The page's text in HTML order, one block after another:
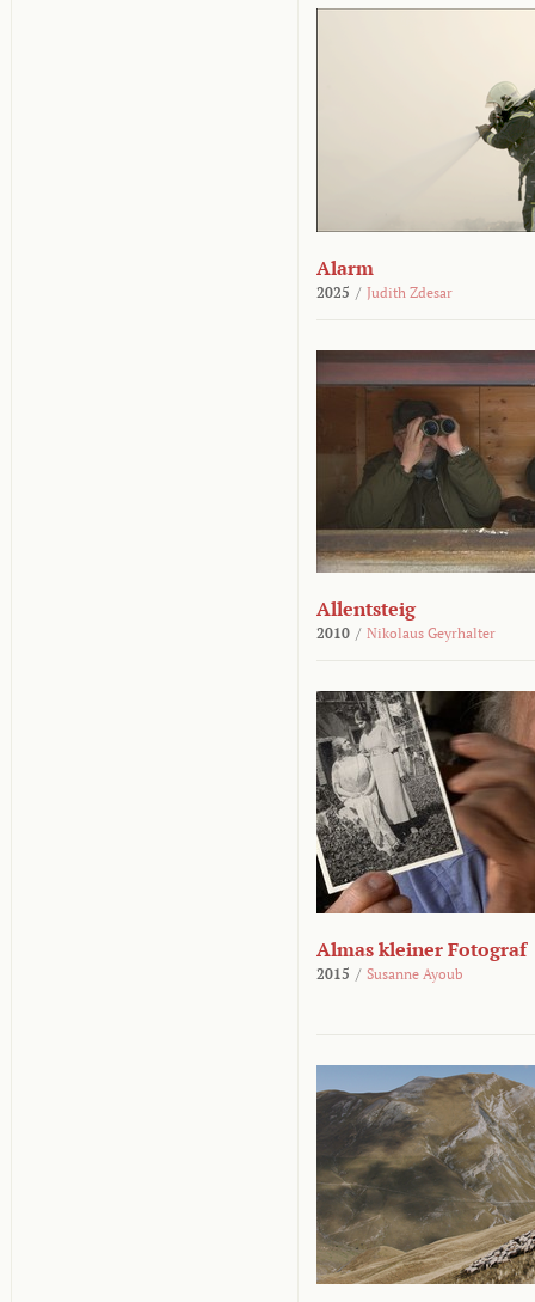
Alarm
2025 / Judith Zdesar
Allentsteig
2010 / Nikolaus Geyrhalter
Almas kleiner Fotograf
2015 / Susanne Ayoub